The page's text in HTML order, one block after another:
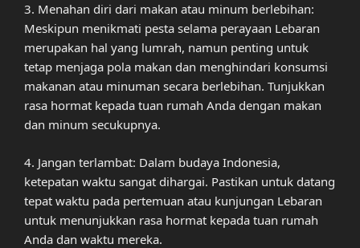
3. Menahan diri dari makan atau minum berlebihan:
Meskipun menikmati pesta selama perayaan Lebaran
merupakan hal yang lumrah, namun penting untuk
tetap menjaga pola makan dan menghindari konsumsi
makanan atau minuman secara berlebihan. Tunjukkan
rasa hormat kepada tuan rumah Anda dengan makan
dan minum secukupnya.
4. Jangan terlambat: Dalam budaya Indonesia,
ketepatan waktu sangat dihargai. Pastikan untuk datang
tepat waktu pada pertemuan atau kunjungan Lebaran
untuk menunjukkan rasa hormat kepada tuan rumah
Anda dan waktu mereka.